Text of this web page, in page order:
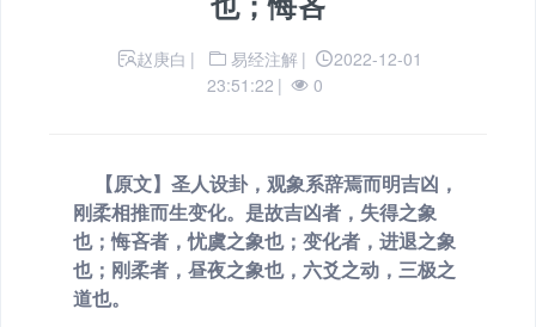
赵庚白 | 易经注解 |
2022-12-01
23:51:22 | 0
【原文】圣人设卦，观象系辞焉而明吉凶，
刚柔相推而生变化。是故吉凶者，失得之象
也；悔吝者，忧虞之象也；变化者，进退之象
也；刚柔者，昼夜之象也，六爻之动 ，三极之
道也。